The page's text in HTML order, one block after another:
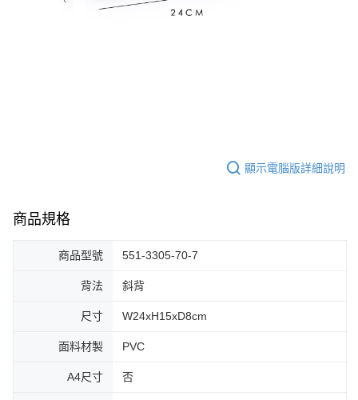
顯示電腦版詳細說明
商品規格
商品型號 551-3305-70-7
背法 斜背
尺寸 W24xH15xD8cm
面料材製 PVC
A4尺寸 否